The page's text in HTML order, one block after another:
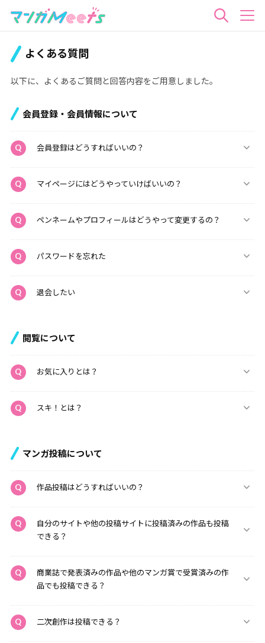
よくある質問
以下に、よくあるご質問と回答内容をご用意しました。
会員登録・会員情報について
会員登録はどうすればいいの？
マイページにはどうやっていけばいいの？
ペンネームやプロフィールはどうやって変更するの？
パスワードを忘れた
退会したい
閲覧について
お気に入りとは？
スキ！とは？
マンガ投稿について
作品投稿はどうすればいいの？
自分のサイトや他の投稿サイトに投稿済みの作品も投稿
できる？
商業誌で発表済みの作品や他のマンガ賞で受賞済みの作
品でも投稿できる？
二次創作は投稿できる？